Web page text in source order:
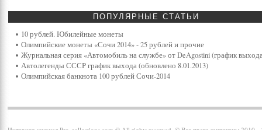
ПОПУЛЯРНЫЕ СТАТЬИ
10 рублей. Юбилейные монеты
Олимпийские монеты «Сочи 2014» - 25 рублей и прочие
Журнальная серия «Автомобиль на службе» от DeAgostini (график
Автолегенды СССР график выхода (обновлено 8.01.2013)
Олимпийская банкнота 100 рублей Сочи-2014